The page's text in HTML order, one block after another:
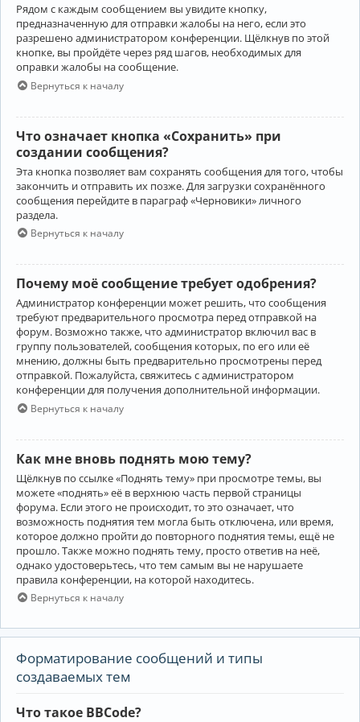
Рядом с каждым сообщением вы увидите кнопку,
предназначенную для отправки жалобы на него, если это
разрешено администратором конференции. Щёлкнув по этой
кнопке, вы пройдёте через ряд шагов, необходимых для
оправки жалобы на сообщение.
Вернуться к началу
Что означает кнопка «Сохранить» при
создании сообщения?
Эта кнопка позволяет вам сохранять сообщения для того, чтобы
закончить и отправить их позже. Для загрузки сохранённого
сообщения перейдите в параграф «Черновики» личного
раздела.
Вернуться к началу
Почему моё сообщение требует одобрения?
Администратор конференции может решить, что сообщения
требуют предварительного просмотра перед отправкой на
форум. Возможно также, что администратор включил вас в
группу пользователей, сообщения которых, по его или её
мнению, должны быть предварительно просмотрены перед
отправкой. Пожалуйста, свяжитесь с администратором
конференции для получения дополнительной информации.
Вернуться к началу
Как мне вновь поднять мою тему?
Щёлкнув по ссылке «Поднять тему» при просмотре темы, вы
можете «поднять» её в верхнюю часть первой страницы
форума. Если этого не происходит, то это означает, что
возможность поднятия тем могла быть отключена, или время,
которое должно пройти до повторного поднятия темы, ещё не
прошло. Также можно поднять тему, просто ответив на неё,
однако удостоверьтесь, что тем самым вы не нарушаете
правила конференции, на которой находитесь.
Вернуться к началу
Форматирование сообщений и типы
создаваемых тем
Что такое BBCode?